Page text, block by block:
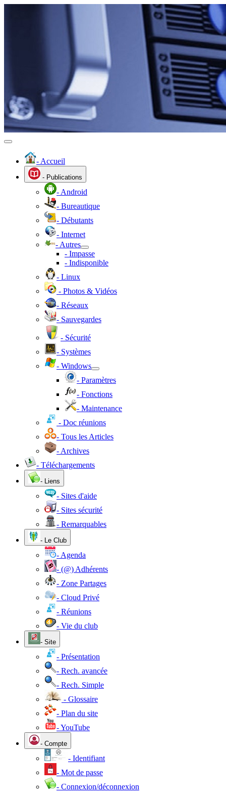
- Accueil
- Publications
- Android
- Bureautique
- Débutants
- Internet
- Autres
- Impasse
- Indisponible
- Linux
- Photos & Vidéos
- Réseaux
- Sauvegardes
- Sécurité
- Systèmes
- Windows
- Paramètres
- Fonctions
- Maintenance
- Doc réunions
- Tous les Articles
- Archives
- Téléchargements
- Liens
- Sites d'aide
- Sites sécurité
- Remarquables
- Le Club
- Agenda
- (@) Adhérents
- Zone Partages
- Cloud Privé
- Réunions
- Vie du club
- Site
- Présentation
- Rech. avancée
- Rech. Simple
- Glossaire
- Plan du site
- YouTube
- Compte
- Identifiant
- Mot de passe
- Connexion/déconnexion